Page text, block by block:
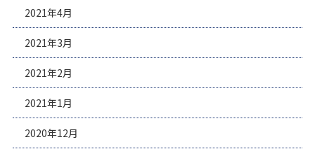
2021年4月
2021年3月
2021年2月
2021年1月
2020年12月